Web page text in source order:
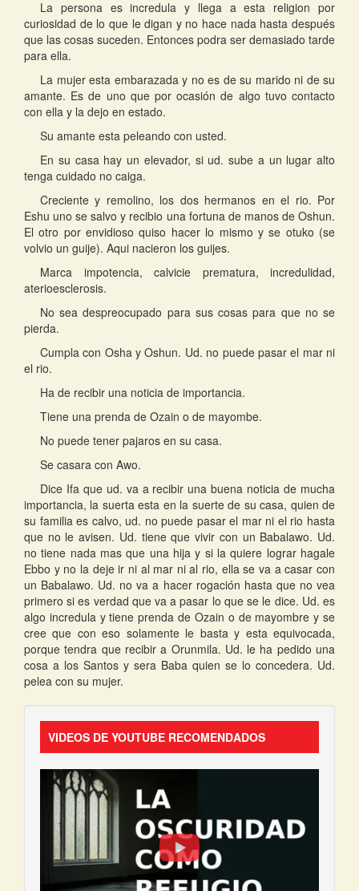
La persona es incredula y llega a esta religion por
curiosidad de lo que le digan y no hace nada hasta después
que las cosas suceden. Entonces podra ser demasiado tarde
para ella.
La mujer esta embarazada y no es de su marido ni de su
amante. Es de uno que por ocasión de algo tuvo contacto
con ella y la dejo en estado.
Su amante esta peleando con usted.
En su casa hay un elevador, si ud. sube a un lugar alto
tenga cuidado no caiga.
Creciente y remolino, los dos hermanos en el rio. Por
Eshu uno se salvo y recibio una fortuna de manos de Oshun.
El otro por envidioso quiso hacer lo mismo y se otuko (se
volvio un guije). Aqui nacieron los guijes.
Marca impotencia, calvicie prematura, incredulidad,
aterioesclerosis.
No sea despreocupado para sus cosas para que no se
pierda.
Cumpla con Osha y Oshun. Ud. no puede pasar el mar ni
el rio.
Ha de recibir una noticia de importancia.
Tiene una prenda de Ozain o de mayombe.
No puede tener pajaros en su casa.
Se casara con Awo.
Dice Ifa que ud. va a recibir una buena noticia de mucha
importancia, la suerta esta en la suerte de su casa, quien de
su familia es calvo, ud. no puede pasar el mar ni el rio hasta
que no le avisen. Ud. tiene que vivir con un Babalawo. Ud.
no tiene nada mas que una hija y si la quiere lograr hagale
Ebbo y no la deje ir ni al mar ni al rio, ella se va a casar con
un Babalawo. Ud. no va a hacer rogación hasta que no vea
primero si es verdad que va a pasar lo que se le dice. Ud. es
algo incredula y tiene prenda de Ozain o de mayombre y se
cree que con eso solamente le basta y esta equivocada,
porque tendra que recibir a Orunmila. Ud. le ha pedido una
cosa a los Santos y sera Baba quien se lo concedera. Ud.
pelea con su mujer.
VIDEOS DE YOUTUBE RECOMENDADOS